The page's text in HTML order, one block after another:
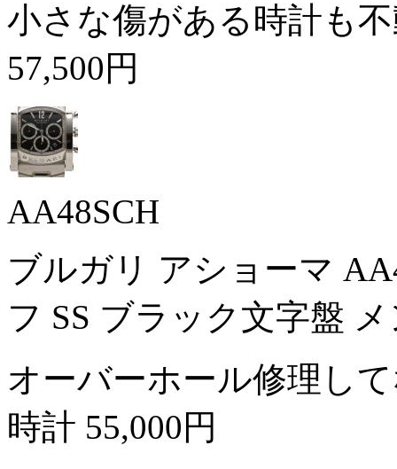
小さな傷がある時計も
57,500円
AA48SCH
ブルガリ アショーマ
フ SS ブラック文字盤
オーバーホール修理し
時計 55,000円